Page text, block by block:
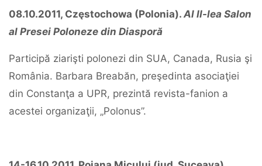
08.10.2011, Częstochowa (Polonia). Al II-lea Salon
al Presei Poloneze din Diasporă
Participă ziarişti polonezi din SUA, Canada, Rusia şi
România. Barbara Breabăn, preşedinta asociaţiei
din Constanţa a UPR, prezintă revista-fanion a
acestei organizaţii, „Polonus”.